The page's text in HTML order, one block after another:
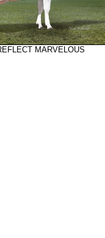
MARVELOUS